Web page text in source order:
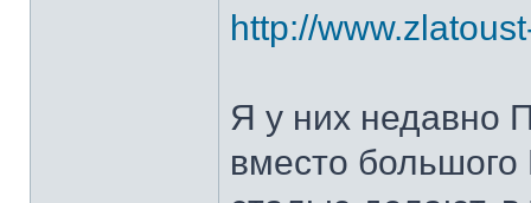
http://
Я у них недавно
вместо